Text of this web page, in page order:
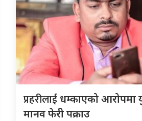
प्रहरीलाई धम्काएको आरोपमा
मानव फेरी पक्राउ